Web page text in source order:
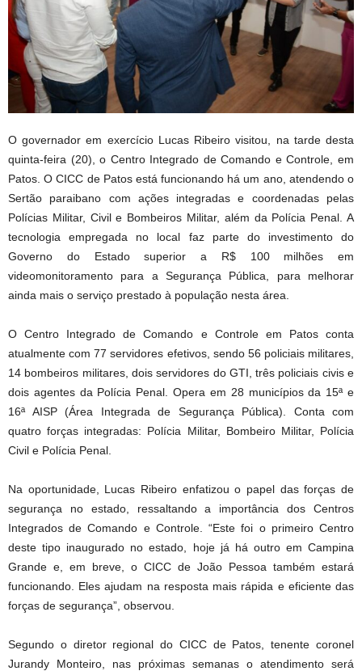
O governador em exercício Lucas Ribeiro visitou, na tarde desta
quinta-feira (20), o Centro Integrado de Comando e Controle, em
Patos. O CICC de Patos está funcionando há um ano, atendendo o
Sertão paraibano com ações integradas e coordenadas pelas
Polícias Militar, Civil e Bombeiros Militar, além da Polícia Penal. A
tecnologia empregada no local faz parte do investimento do
Governo do Estado superior a R$ 100 milhões em
videomonitoramento para a Segurança Pública, para melhorar
ainda mais o serviço prestado à população nesta área.
O Centro Integrado de Comando e Controle em Patos conta
atualmente com 77 servidores efetivos, sendo 56 policiais militares,
14 bombeiros militares, dois servidores do GTI, três policiais civis e
dois agentes da Polícia Penal. Opera em 28 municípios da 15ª e
16ª AISP (Área Integrada de Segurança Pública). Conta com
quatro forças integradas: Polícia Militar, Bombeiro Militar, Polícia
Civil e Polícia Penal.
Na oportunidade, Lucas Ribeiro enfatizou o papel das forças de
segurança no estado, ressaltando a importância dos Centros
Integrados de Comando e Controle. “Este foi o primeiro Centro
deste tipo inaugurado no estado, hoje já há outro em Campina
Grande e, em breve, o CICC de João Pessoa também estará
funcionando. Eles ajudam na resposta mais rápida e eficiente das
forças de segurança”, observou.
Segundo o diretor regional do CICC de Patos, tenente coronel
Jurandy Monteiro, nas próximas semanas o atendimento será